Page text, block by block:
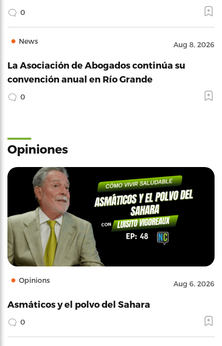
0
News Aug 8, 2026
La Asociación de Abogados continúa su
convención anual en Río Grande
0
Opiniones
Opinions Aug 6, 2026
Asmáticos y el polvo del Sahara
0